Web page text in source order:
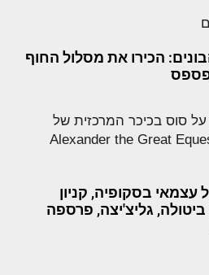
הכירו את מסלול החוף
עצמאי בסקופיה, קניון
גליצ'יצה, פרספה